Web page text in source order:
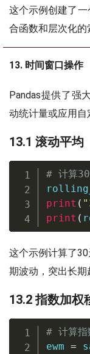
这个示例创建了
合函数和层次化的
13. 时间窗口操作
Pandas提供了强
动统计量或应用自
13.1 滚动平均
# 计算30
print (
print (
这个示例计算了
期波动，突出长期
13.2 指数加权
# 计算指
ewm =